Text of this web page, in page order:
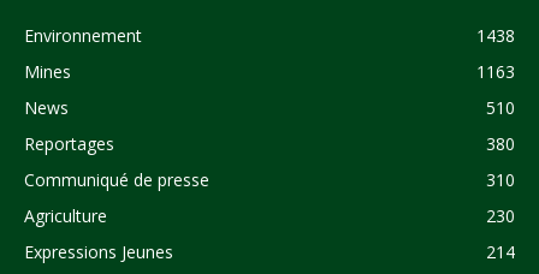
Environnement
1438
Mines
1163
News
510
Reportages
380
Communiqué de presse
310
Agriculture
230
Expressions Jeunes
214